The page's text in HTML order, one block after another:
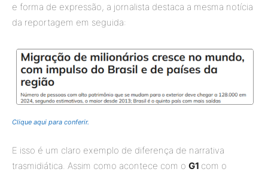
e forma de expressão, a jornalista destaca a mesma notícia
da reportagem em seguida:
Clique aqui para conferir.
E isso é um claro exemplo de diferença de narrativa
trasmidiática. Assim como acontece com o G1 com o